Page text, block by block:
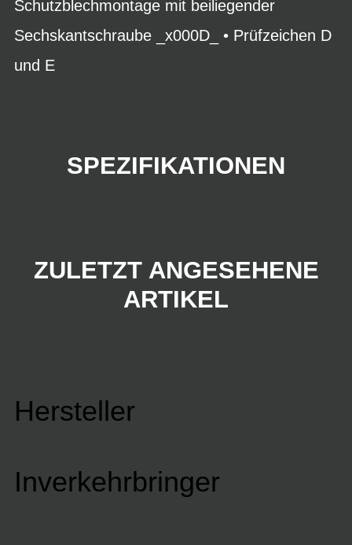
Schutzblechmontage mit beiliegender
Sechskantschraube _x000D_ • Prüfzeichen D
und E
SPEZIFIKATIONEN
ZULETZT ANGESEHENE
ARTIKEL
Hersteller
Inverkehrbringer